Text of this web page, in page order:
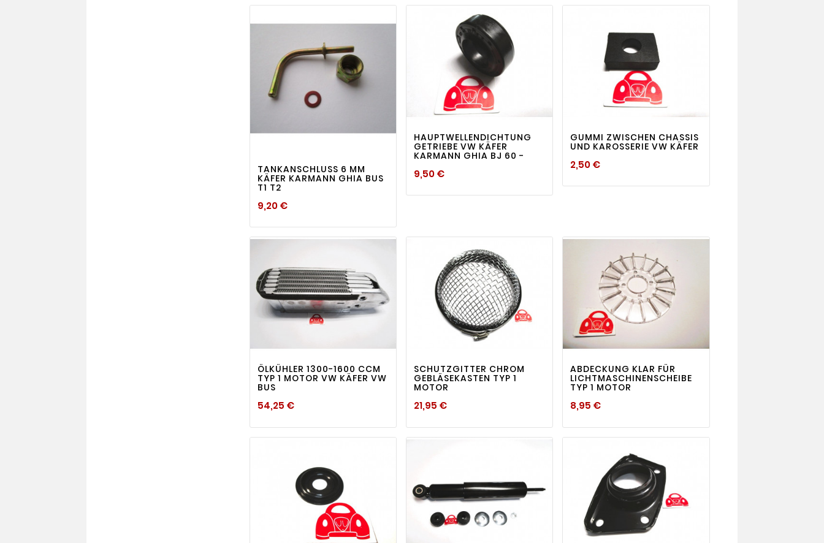
 visibility
TANKANSCHLUSS 6 MM
KÄFER KARMANN GHIA BUS
T1 T2
9,20 €Preis
 visibility
HAUPTWELLENDICHTUNG
GETRIEBE VW KÄFER
KARMANN GHIA BJ 60 -
9,50 €Preis
 visibility
GUMMI ZWISCHEN CHASSIS
UND KAROSSERIE VW KÄFER
2,50 €Preis
ÖLKÜHLER 1300-1600 CCM
TYP 1 MOTOR VW KÄFER VW
BUS
54,25 €Preis
 visibility
SCHUTZGITTER CHROM
GEBLÄSEKASTEN TYP 1
MOTOR
21,95 €Preis
ABDECKUNG KLAR FÜR
LICHTMASCHINENSCHEIBE
TYP 1 MOTOR
8,95 €Preis
 visibility 